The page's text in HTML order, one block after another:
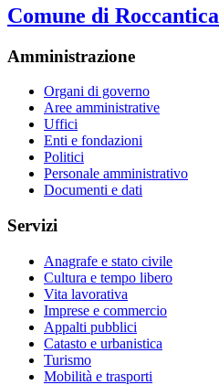
Comune di Roccantica
Amministrazione
Organi di governo
Aree amministrative
Uffici
Enti e fondazioni
Politici
Personale amministrativo
Documenti e dati
Servizi
Anagrafe e stato civile
Cultura e tempo libero
Vita lavorativa
Imprese e commercio
Appalti pubblici
Catasto e urbanistica
Turismo
Mobilità e trasporti